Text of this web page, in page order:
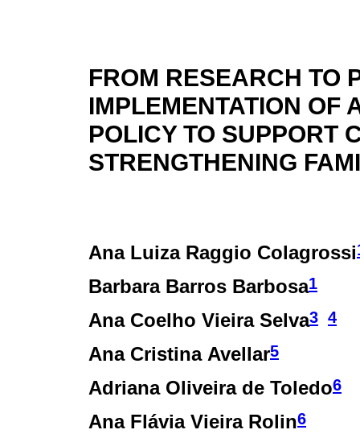
FROM RESEARCH TO
IMPLEMENTATION OF
POLICY TO SUPPORT
STRENGTHENING
Ana Luiza Raggio Colagrossi
Barbara Barros Barbosa1
Ana Coelho Vieira Selva3 4
Ana Cristina Avellar5
Adriana Oliveira de Toledo6
Ana Flávia Vieira Rolin6